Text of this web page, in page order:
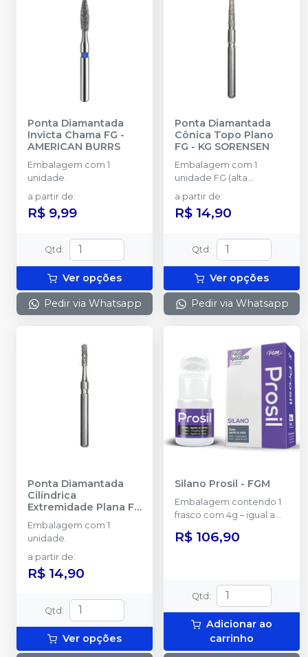
Ponta Diamantada
Invicta Chama FG -
AMERICAN BURRS
Embalagem com 1
unidade.
a partir de:
R$ 9,99
Qtd :
Ver opções
Pedir via Whatsapp
Ponta Diamantada
Cônica Topo Plano
FG - KG SORENSEN
Embalagem com 1
unidade FG (alta
rotação).
a partir de:
R$ 14,90
Qtd :
Ver opções
Pedir via Whatsapp
Ponta Diamantada
Cilíndrica
Extremidade Plana FG
KG SORENSEN
Embalagem com 1
unidade.
a partir de:
R$ 14,90
Qtd:
Ver opções
Silano Prosil - FGM
Embalagem contendo 1
frasco com 4g – igual a
R$ 106,90
Qtd:
Adicionar ao
carrinho